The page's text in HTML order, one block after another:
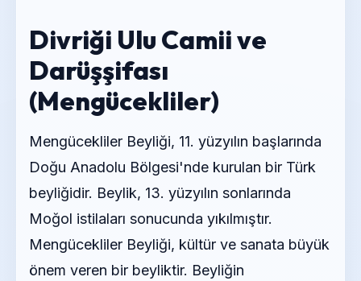
Divriği Ulu Camii ve
Darüşşifası
(Mengücekliler)
Mengücekliler Beyliği, 11. yüzyılın başlarında
Doğu Anadolu Bölgesi'nde kurulan bir Türk
beyliğidir. Beylik, 13. yüzyılın sonlarında
Moğol istilaları sonucunda yıkılmıştır.
Mengücekliler Beyliği, kültür ve sanata büyük
önem veren bir beyliktir. Beyliğin